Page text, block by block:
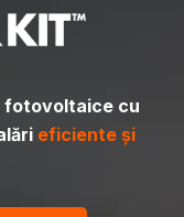
fotovoltaice cu
eficiente și